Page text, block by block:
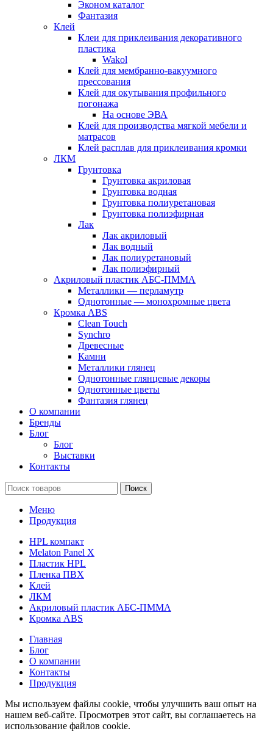
Эконом каталог
Фантазия
Клей
Клеи для приклеивания декоративного
пластика
Wakol
Клей для мембранно-вакуумного
прессования
Клей для окутывания профильного
погонажа
На основе ЭВА
Клей для производства мягкой мебели и
матрасов
Клей расплав для приклеивания кромки
ЛКМ
Грунтовка
Грунтовка акриловая
Грунтовка водная
Грунтовка полиуретановая
Грунтовка полиэфирная
Лак
Лак акриловый
Лак водный
Лак полиуретановый
Лак полиэфирный
Акриловый пластик АБС-ПММА
Металлики — перламутр
Однотонные — монохромные цвета
Кромка ABS
Clean Touch
Synchro
Древесные
Камни
Металлики глянец
Однотонные глянцевые декоры
Однотонные цветы
Фантазия глянец
О компании
Бренды
Блог
Блог
Выставки
Контакты
Поиск
Меню
Продукция
HPL компакт
Melaton Panel X
Пластик HPL
Пленка ПВХ
Клей
ЛКМ
Акриловый пластик АБС-ПММА
Кромка ABS
Главная
Блог
О компании
Контакты
Продукция
Мы используем файлы cookie, чтобы улучшить ваш опыт на
нашем веб-сайте. Просмотрев этот сайт, вы соглашаетесь на
использование файлов cookie.